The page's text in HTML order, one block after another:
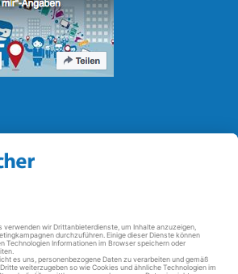
in Deutschland: Für Produkte, die sich gut
des Reparatur-Know-hows in